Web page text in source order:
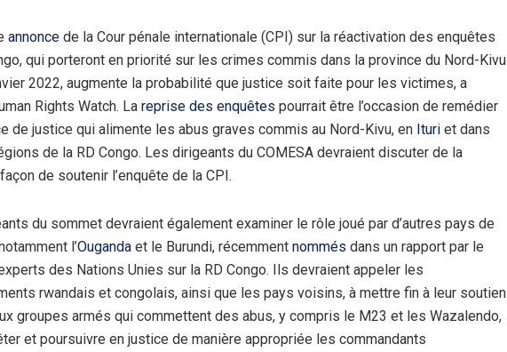
annonce de la Cour pénale internationale (CPI) sur la réactivation des enquêtes
qui porteront en priorité sur les crimes commis dans la province du Nord-Kivu
2022, augmente la probabilité que justice soit faite pour les victimes, a
Rights Watch. La reprise des enquêtes pourrait être l’occasion de remédier
de justice qui alimente les abus graves commis au Nord-Kivu, en Ituri et dans
de la RD Congo. Les dirigeants du COMESA devraient discuter de la
de soutenir l’enquête de la CPI.
du sommet devraient également examiner le rôle joué par d’autres pays de
l’Ouganda et le Burundi, récemment nommés dans un rapport par le
des Nations Unies sur la RD Congo. Ils devraient appeler les
rwandais et congolais, ainsi que les pays voisins, à mettre fin à leur soutien
groupes armés qui commettent des abus, y compris le M23 et les Wazalendo,
et poursuivre en justice de manière appropriée les commandants